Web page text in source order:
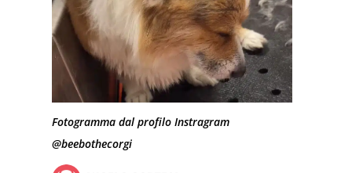
Fotogramma dal profilo Instragram
@beebothecorgi